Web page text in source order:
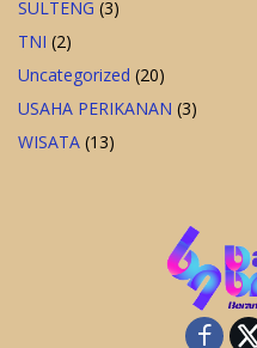
SULTENG (3)
TNI (2)
Uncategorized (20)
USAHA PERIKANAN (3)
WISATA (13)